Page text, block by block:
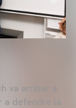
va arribar a
a defendre la